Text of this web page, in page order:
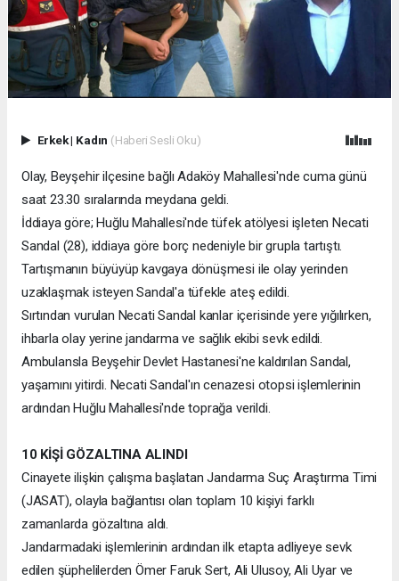
Erkek| Kadın (Haberi Sesli Oku)
Olay, Beyşehir ilçesine bağlı Adaköy Mahallesi'nde cuma günü
saat 23.30 sıralarında meydana geldi.
İddiaya göre; Huğlu Mahallesi'nde tüfek atölyesi işleten Necati
Sandal (28), iddiaya göre borç nedeniyle bir grupla tartıştı.
Tartışmanın büyüyüp kavgaya dönüşmesi ile olay yerinden
uzaklaşmak isteyen Sandal'a tüfekle ateş edildi.
Sırtından vurulan Necati Sandal kanlar içerisinde yere yığılırken,
ihbarla olay yerine jandarma ve sağlık ekibi sevk edildi.
Ambulansla Beyşehir Devlet Hastanesi'ne kaldırılan Sandal,
yaşamını yitirdi. Necati Sandal'ın cenazesi otopsi işlemlerinin
ardından Huğlu Mahallesi'nde toprağa verildi.
10 KİŞİ GÖZALTINA ALINDI
Cinayete ilişkin çalışma başlatan Jandarma Suç Araştırma Timi
(JASAT), olayla bağlantısı olan toplam 10 kişiyi farklı
zamanlarda gözaltına aldı.
Jandarmadaki işlemlerinin ardından ilk etapta adliyeye sevk
edilen şüphelilerden Ömer Faruk Sert, Ali Ulusoy, Ali Uyar ve